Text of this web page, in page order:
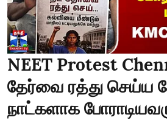
NEET Protest
தேர்வை ரத்து செய்ய
நாட்களாக